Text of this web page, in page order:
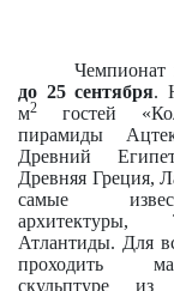
Чемпионат
до 25 сентября.
м2 гостей
пирамиды
Древний
Древняя Греция,
самые
Атлантиды. Для
проходить
скульптуре